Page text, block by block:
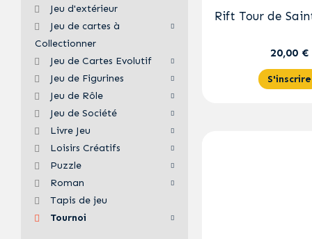
Jeu d'extérieur
Jeu de cartes à
Collectionner
Jeu de Cartes Evolutif
Jeu de Figurines
Jeu de Rôle
Jeu de Société
Livre Jeu
Loisirs Créatifs
Puzzle
Roman
Tapis de jeu
Tournoi
Rift Tour de
20,00 €
S'inscrire